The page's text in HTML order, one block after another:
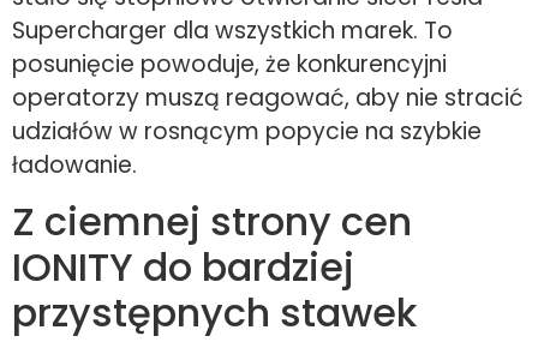
Supercharger dla wszystkich marek. To
posunięcie powoduje, że konkurencyjni
operatorzy muszą reagować, aby nie stracić
udziałów w rosnącym popycie na szybkie
ładowanie.
Z ciemnej strony cen
IONITY do bardziej
przystępnych stawek